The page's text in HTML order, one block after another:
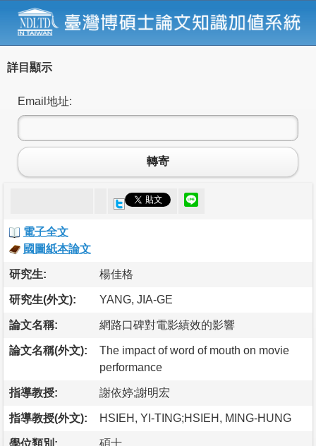
詳目顯示
Email地址:
轉寄
電子全文
國圖紙本論文
研究生: 楊佳格
研究生(外文): YANG, JIA-GE
論文名稱: 網路口碑對電影績效的影響
論文名稱(外文):
The impact of word of mouth on movie
performance
指導教授: 謝依婷;謝明宏
指導教授(外文): HSIEH, YI-TING;HSIEH, MING-HUNG
學位類別: 碩士